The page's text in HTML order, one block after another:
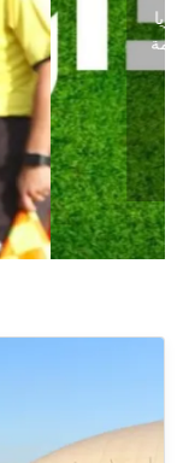
بعد موسم
الدرجة
حسم ل...
إقرأ